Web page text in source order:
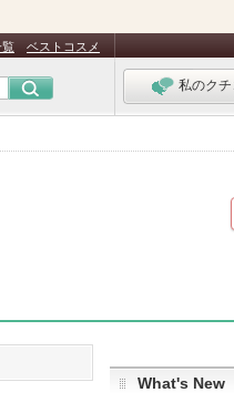
覧 ベストコスメ
私のクチ
What's New